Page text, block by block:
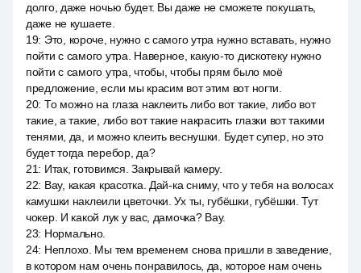
долго, даже ночью будет. Вы даже не сможете покушать,
даже не кушаете.
19: Это, короче, нужно с самого утра нужно вставать, нужно
пойти с самого утра. Наверное, какую-то дискотеку нужно
пойти с самого утра, чтобы, чтобы прям было моё
предложение, если мы красим вот этим вот ногти.
20: То можно на глаза наклеить либо вот такие, либо вот
такие, а такие, либо вот такие накрасить глазки вот такими
тенями, да, и можно клеить веснушки. Будет супер, но это
будет тогда перебор, да?
21: Итак, готовимся. Закрывай камеру.
22: Вау, какая красотка. Дай-ка сниму, что у тебя на волосах
камушки наклеили цветочки. Ух ты, губёшки, губёшки. Тут
чокер. И какой лук у вас, дамочка? Вау.
23: Нормально.
24: Неплохо. Мы тем временем снова пришли в заведение,
в котором нам очень понравилось, да, которое нам очень